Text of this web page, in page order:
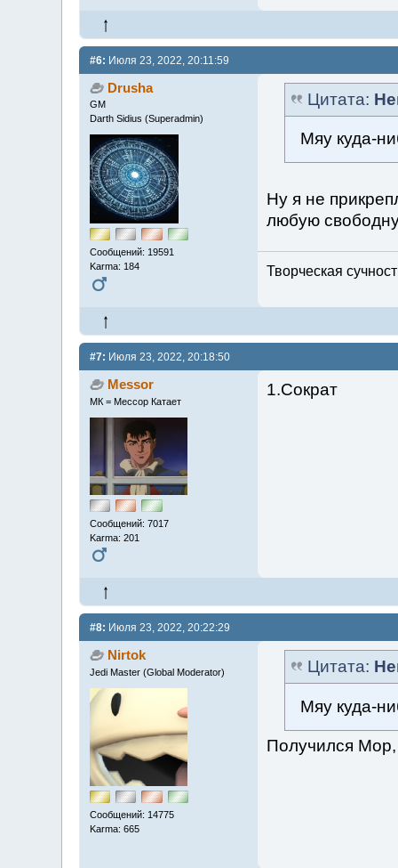
#6: Июля 23, 2022, 20:11:59
Drusha
GM
Darth Sidius (Superadmin)
Сообщений: 19591
Karma: 184
Цитата:
Мяу куда-
Ну я не
любую
Творческая
#7: Июля 23, 2022, 20:18:50
Messor
МК = Мессор Катает
Сообщений: 7017
Karma: 201
1.Сократ
#8: Июля 23, 2022, 20:22:29
Nirtok
Jedi Master (Global Moderator)
Сообщений: 14775
Karma: 665
Цитата:
Мяу куда-
Получился